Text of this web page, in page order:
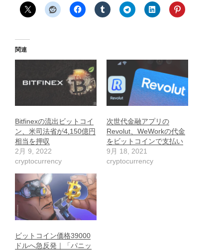
関連
Bitfinexの流出ビットコイ
ン、米司法省が4,150億円
相当を押収
2月 9, 2022
cryptocurrency
次世代金融アプリの
Revolut、WeWorkの代金
をビットコインで支払い
9月 18, 2021
cryptocurrency
ビットコイン価格39000
ドルへ急反発｜「パニッ